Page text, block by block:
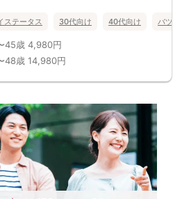
ステータス 30代向け 40代向け バツ
45歳 4,980円
48歳 14,980円